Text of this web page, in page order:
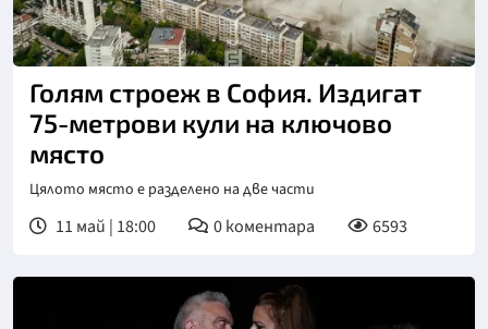
Голям строеж в София. Издигат
75-метрови кули на ключово
място
Цялото място е разделено на две части
11 май | 18:00 0коментара 6593